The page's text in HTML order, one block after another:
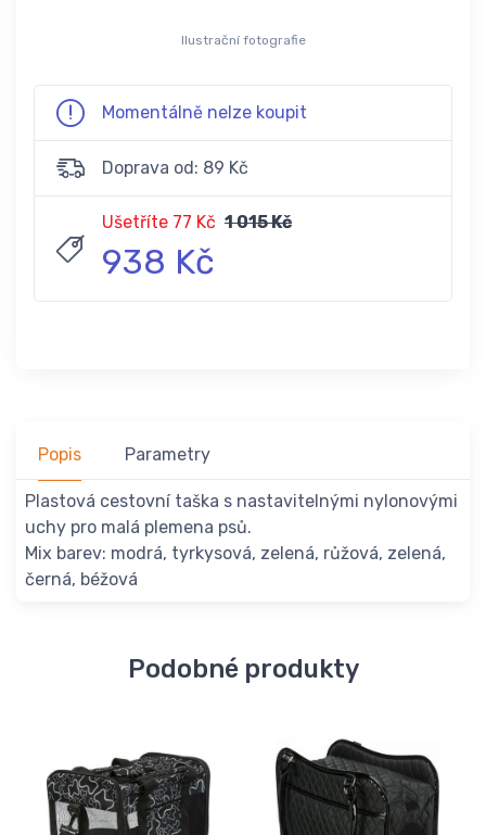
Ilustrační fotografie
Momentálně nelze koupit
Doprava od: 89 Kč
Ušetříte 77 Kč 1 015 Kč
938 Kč
Popis Parametry
Plastová cestovní taška s nastavitelnými nylonovými
uchy pro malá plemena psů.
Mix barev: modrá, tyrkysová, zelená, růžová, zelená,
černá, béžová
Podobné produkty